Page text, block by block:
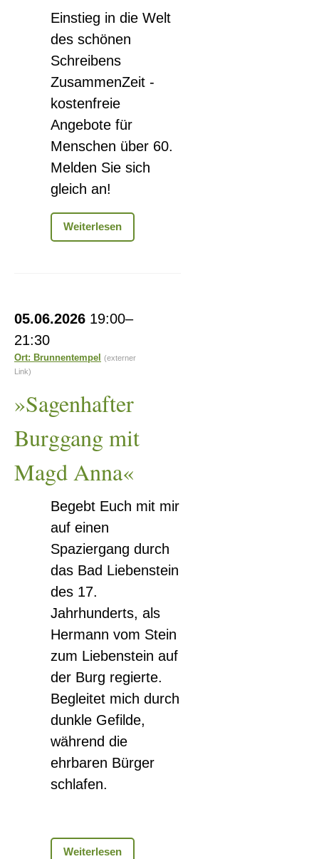
Einstieg in die Welt
des schönen
Schreibens
ZusammenZeit -
kostenfreie
Angebote für
Menschen über 60.
Melden Sie sich
gleich an!
WeiterlesenKalligraphie
05.06.2026 19:00–
21:30
Ort: Brunnentempel
(externer
Link)
»Sagenhafter
Burggang mit
Magd Anna«
Begebt Euch mit mir
auf einen
Spaziergang durch
das Bad Liebenstein
des 17.
Jahrhunderts, als
Hermann vom Stein
zum Liebenstein auf
der Burg regierte.
Begleitet mich durch
dunkle Gefilde,
während die
ehrbaren Bürger
schlafen.
Weiterlesen»Sagenhafter